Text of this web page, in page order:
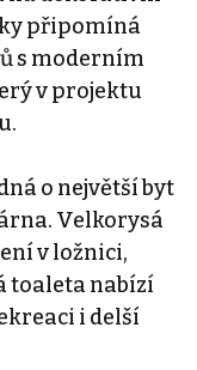
připomíná
s moderním
v projektu
o největší byt
Velkorysá
v ložnici,
toaleta nabízí
i delší